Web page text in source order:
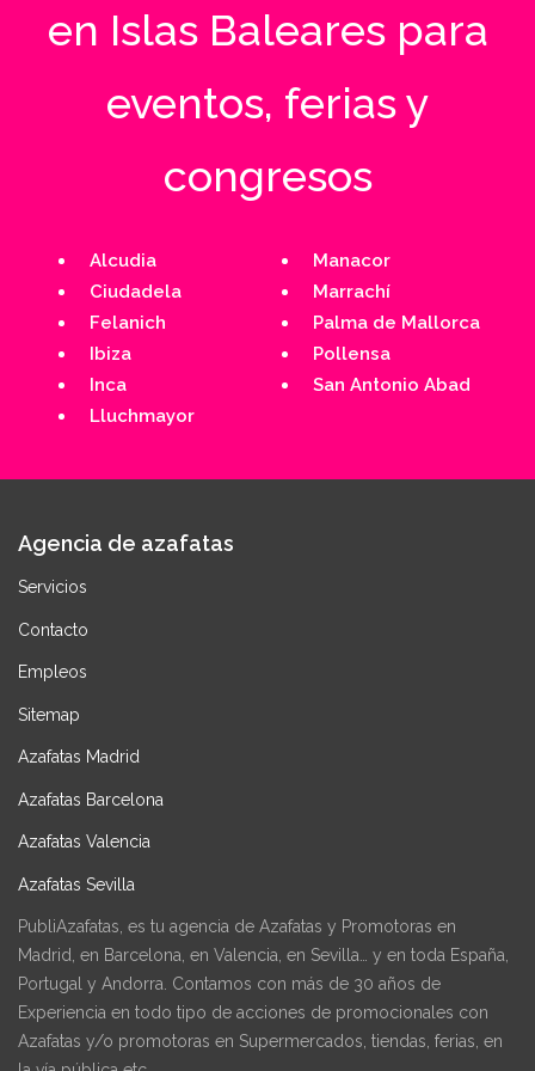
en Islas Baleares para
eventos, ferias y
congresos
Alcudia
Ciudadela
Felanich
Ibiza
Inca
Lluchmayor
Manacor
Marrachí
Palma de Mallorca
Pollensa
San Antonio Abad
Agencia de azafatas
Servicios
Contacto
Empleos
Sitemap
Azafatas Madrid
Azafatas Barcelona
Azafatas Valencia
Azafatas Sevilla
PubliAzafatas, es tu agencia de Azafatas y Promotoras en
Madrid, en Barcelona, en Valencia, en Sevilla… y en toda España,
Portugal y Andorra. Contamos con más de 30 años de
Experiencia en todo tipo de acciones de promocionales con
Azafatas y/o promotoras en Supermercados, tiendas, ferias, en